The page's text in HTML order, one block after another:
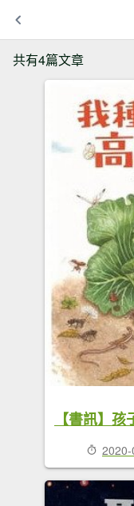
共有4篇文章
【書訊】